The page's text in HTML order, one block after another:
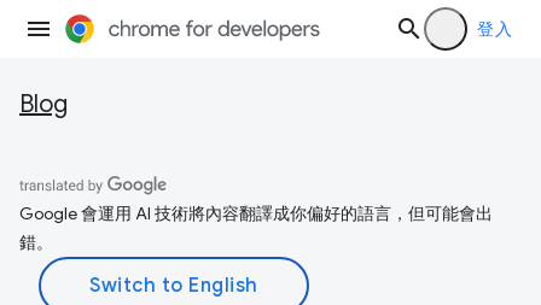
登入
Blog
Google 會運用 AI 技術將內容翻譯成你偏好的語言，但可能會出
錯。